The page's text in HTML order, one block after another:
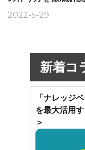
2022-5-29
新着コ
「ナレッジ
を最大活用
＞